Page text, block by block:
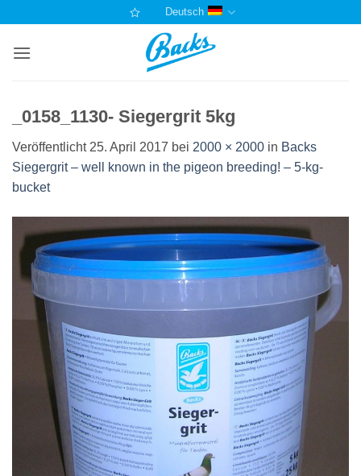
springen
Deutsch
_0158_1130- Siegergrit 5kg
Veröffentlicht 25. April 2017 bei 2000 × 2000 in Backs
Siegergrit – well known in the pigeon breeding! – 5-kg-
bucket